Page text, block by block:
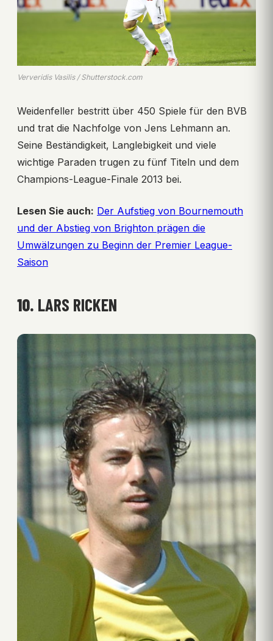
Ververidis Vasilis / Shutterstock.com
Weidenfeller bestritt über 450 Spiele für den BVB
und trat die Nachfolge von Jens Lehmann an.
Seine Beständigkeit, Langlebigkeit und viele
wichtige Paraden trugen zu fünf Titeln und dem
Champions-League-Finale 2013 bei.
Lesen Sie auch: Der Aufstieg von Bournemouth
und der Abstieg von Brighton prägen die
Umwälzungen zu Beginn der Premier League-
Saison
10. LARS RICKEN